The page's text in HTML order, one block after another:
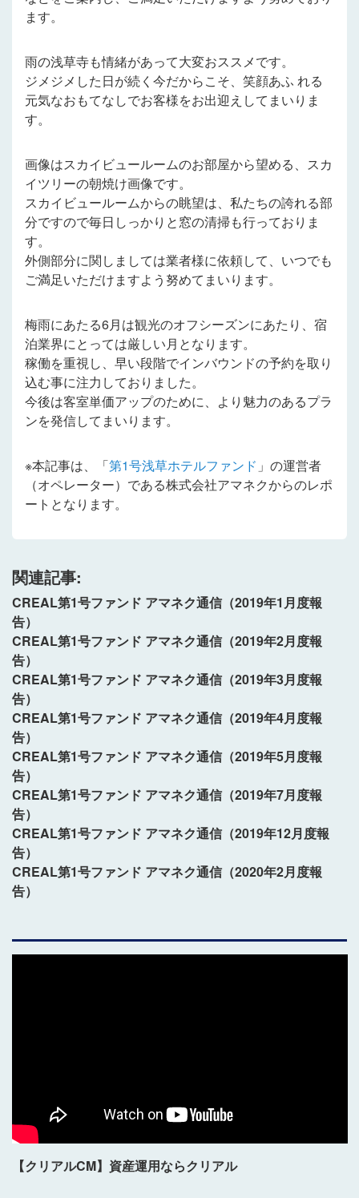
ます。
雨の浅草寺も情緒があって大変おススメです。
ジメジメした日が続く今だからこそ、笑顔あふ れる
元気なおもてなしでお客様をお出迎えしてまいりま
す。
画像はスカイビュールームのお部屋から望める、スカ
イツリーの朝焼け画像です。
スカイビュールームからの眺望は、私たちの誇れる部
分ですので毎日しっかりと窓の清掃も行っておりま
す。
外側部分に関しましては業者様に依頼して、いつでも
ご満足いただけますよう努めてまいります。
梅雨にあたる6月は観光のオフシーズンにあたり、宿
泊業界にとっては厳しい月となります。
稼働を重視し、早い段階でインバウンドの予約を取り
込む事に注力しておりました。
今後は客室単価アップのために、より魅力のあるプラ
ンを発信してまいります。
※本記事は、「第1号浅草ホテルファンド 」の運営者
（オペレーター）である株式会社アマネクからのレポ
ートとなります。
関連記事:
CREAL第1号ファンド アマネク通信（2019年1月度報
告）
CREAL第1号ファンド アマネク通信（2019年2月度報
告）
CREAL第1号ファンド アマネク通信（2019年3月度報
告）
CREAL第1号ファンド アマネク通信（2019年4月度報
告）
CREAL第1号ファンド アマネク通信（2019年5月度報
告）
CREAL第1号ファンド アマネク通信（2019年7月度報
告）
CREAL第1号ファンド アマネク通信（2019年12月度報
告）
CREAL第1号ファンド アマネク通信（2020年2月度報
告）
【クリアルCM】資産運用ならクリアル